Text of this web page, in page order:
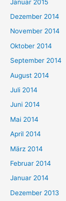
Januar 2015
Dezember 2014
November 2014
Oktober 2014
September 2014
August 2014
Juli 2014
Juni 2014
Mai 2014
April 2014
März 2014
Februar 2014
Januar 2014
Dezember 2013